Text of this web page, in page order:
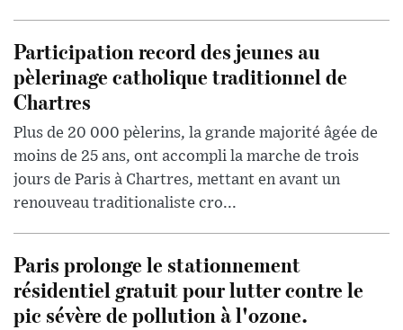
Participation record des jeunes au
pèlerinage catholique traditionnel de
Chartres
Plus de 20 000 pèlerins, la grande majorité âgée de
moins de 25 ans, ont accompli la marche de trois
jours de Paris à Chartres, mettant en avant un
renouveau traditionaliste cro...
Paris prolonge le stationnement
résidentiel gratuit pour lutter contre le
pic sévère de pollution à l'ozone.